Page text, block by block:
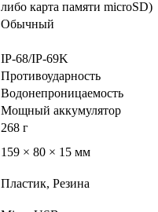
либо карта памяти microSD)
Обычный
IP-68/IP-69K
Противоударность
Водонепроницаемость
Мощный аккумулятор
268 г
159 × 80 × 15 мм
Пластик, Резина